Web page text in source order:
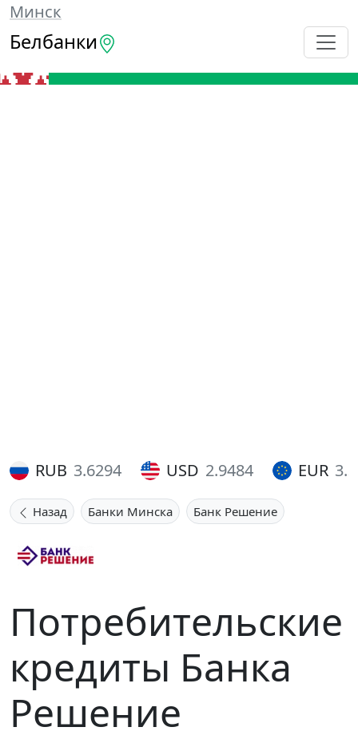
Минск
Белбанки
RUB 3.6294 USD 2.9484 EUR
Назад Банки Минска Банк Решение
Потребительские
кредиты Банка
Решение